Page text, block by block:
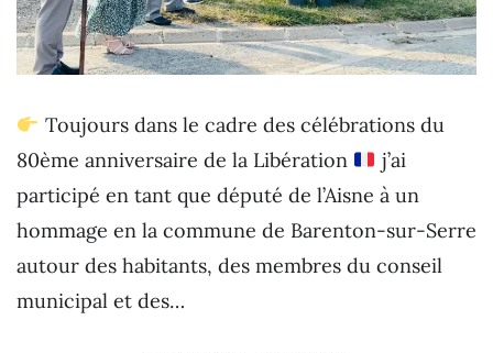
Toujours dans le cadre des célébrations du
80ème anniversaire de la Libération
j’ai
participé en tant que député de l’Aisne à un
hommage en la commune de Barenton-sur-Serre
autour des habitants, des membres du conseil
municipal et des…